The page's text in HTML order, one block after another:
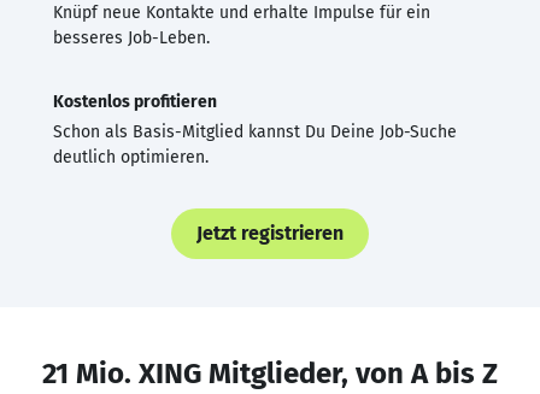
Knüpf neue Kontakte und erhalte Impulse für ein
besseres Job-Leben.
Kostenlos profitieren
Schon als Basis-Mitglied kannst Du Deine Job-Suche
deutlich optimieren.
Jetzt registrieren
21 Mio. XING Mitglieder, von A bis Z